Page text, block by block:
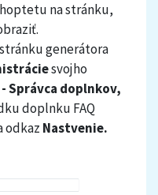
na stránku,
generátora
svojho
Správca doplnkov,
doplnku FAQ
odkaz Nastvenie.